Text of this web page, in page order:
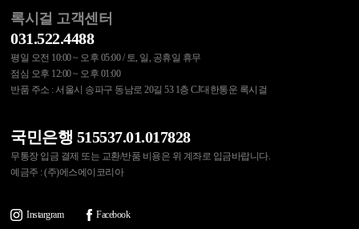
록시걸 고객센터
031.522.4488
평일 오전 10:00 ~ 오후 05:00 / 토, 일, 공휴일 휴무
점심 오후 12:00 ~ 오후 01:00
반품 주소 : 서울시 송파구 동남로 20길 53 1층 CJ대한통운 록시걸
국민은행 515537.01.017828
무통장 입금 결제 또는 교환/반품 비용은 위 계좌로 입금바랍니다.
예금주 : (주)에스에이코리아
Instargram Facebook